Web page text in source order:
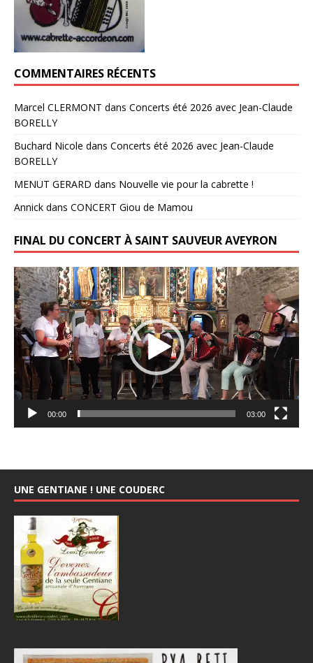
COMMENTAIRES RÉCENTS
Marcel CLERMONT dans Concerts été 2026 avec Jean-Claude
BORELLY
Buchard Nicole dans Concerts été 2026 avec Jean-Claude
BORELLY
MENUT GERARD dans Nouvelle vie pour la cabrette !
Annick dans CONCERT Giou de Mamou
FINAL DU CONCERT À SAINT SAUVEUR AVEYRON
Lecteur
vidéo
00:00 03:00
UNE GENTIANE ! UNE COUDERC